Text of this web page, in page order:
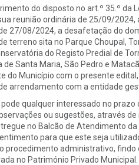
do disposto no art.º 35.º
reunião ordinária de 25/09/
27/08/2024, a desafetação do
terreno sita no Parque Choupal,
do Registo Predial de
de Santa Maria, São Pedro e
do Município com o presente
arrendamento com a entidade
pode qualquer interessado no
ou sugestões, através
no Balcão de Atendimento
para que este seja
procedimento administrativo,
no Património Privado Municipal.